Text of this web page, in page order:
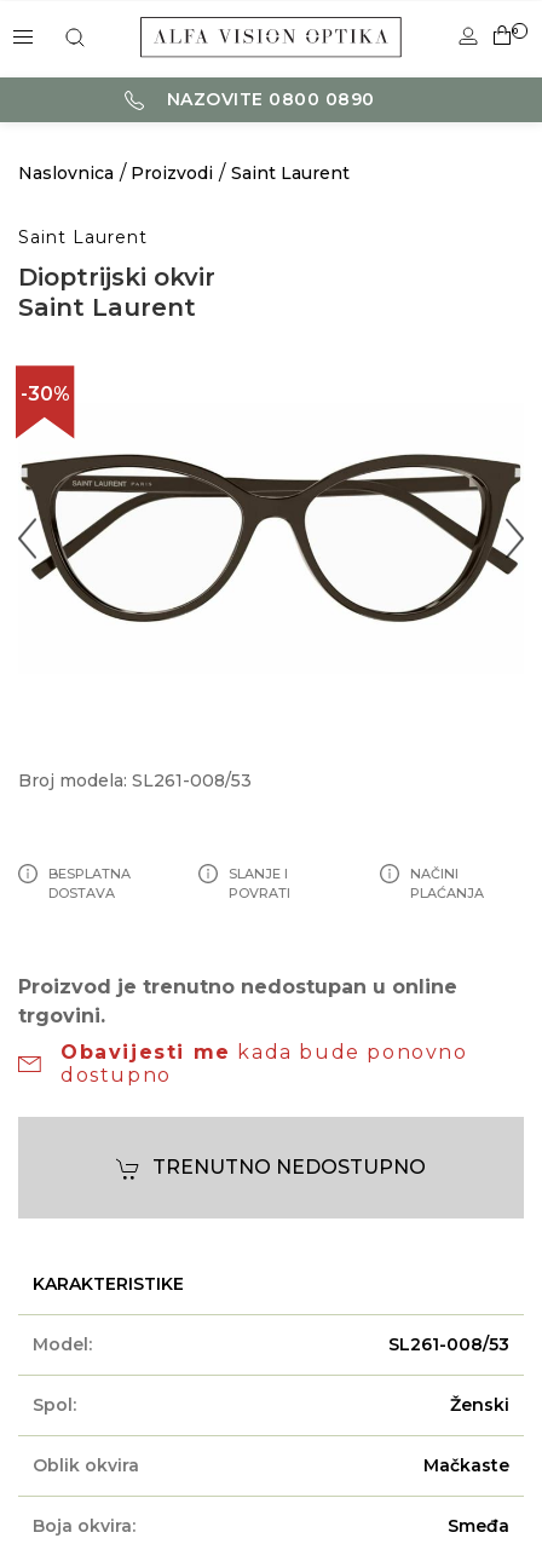
0
NAZOVITE 0800 0890
Naslovnica Proizvodi Saint Laurent
Saint Laurent
Dioptrijski okvir
Saint Laurent
-30%
Broj modela: SL261-008/53
BESPLATNA
DOSTAVA
SLANJE I
POVRATI
NAČINI
PLAĆANJA
Proizvod je trenutno nedostupan u online
trgovini.
Obavijesti me kada bude ponovno
dostupno
TRENUTNO NEDOSTUPNO
KARAKTERISTIKE
Model: SL261-008/53
Spol: Ženski
Oblik okvira Mačkaste
Boja okvira: Smeđa